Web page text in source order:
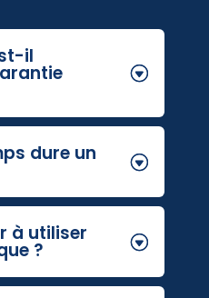
il
dure un
à utiliser
?